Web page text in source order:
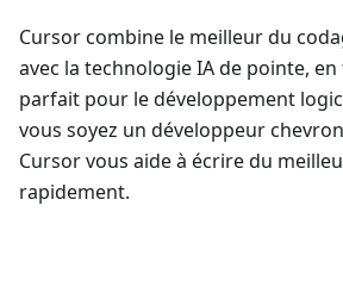
Cursor combine le meilleur du
avec la technologie IA de pointe,
parfait pour le développement
vous soyez un développeur
Cursor vous aide à écrire du
rapidement.